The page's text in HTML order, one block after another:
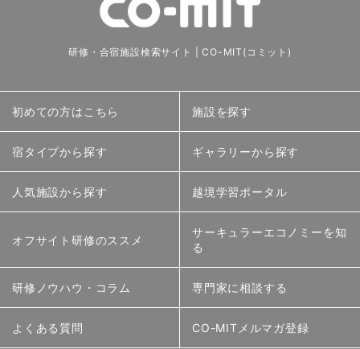
研修・合宿施設検索サイト | CO-MIT(コミット)
初めての方はこちら 施設を探す
宿タイプから探す ギャラリーから探す
人気施設から探す 越境学習ポータル
オフサイト研修のススメ
サーキュラーエコノミーを知
る
研修ノウハウ・コラム 専門家に相談する
よくある質問 CO-MITメルマガ登録